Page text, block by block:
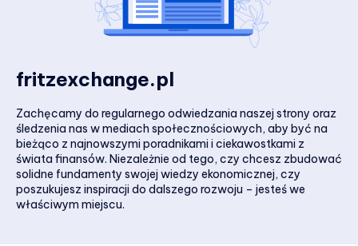
fritzexchange.pl
Zachęcamy do regularnego odwiedzania naszej strony oraz
śledzenia nas w mediach społecznościowych, aby być na
bieżąco z najnowszymi poradnikami i ciekawostkami z
świata finansów. Niezależnie od tego, czy chcesz zbudować
solidne fundamenty swojej wiedzy ekonomicznej, czy
poszukujesz inspiracji do dalszego rozwoju – jesteś we
właściwym miejscu.